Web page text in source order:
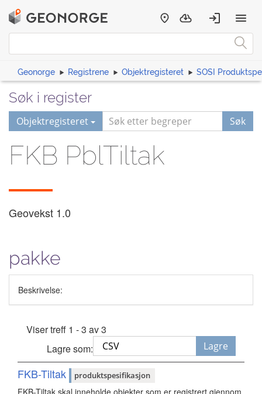
Geonorge Registrene Objektregisteret SOSI
Søk i register
Objektregisteret Søk
FKB PblTiltak
Geovekst 1.0
pakke
Beskrivelse:
Viser treff 1 - 3 av 3
Lagre som:
Lagre
FKB-Tiltak produktspesifikasjon
FKB-Tiltak skal inneholde objekter som er registrert gjennom